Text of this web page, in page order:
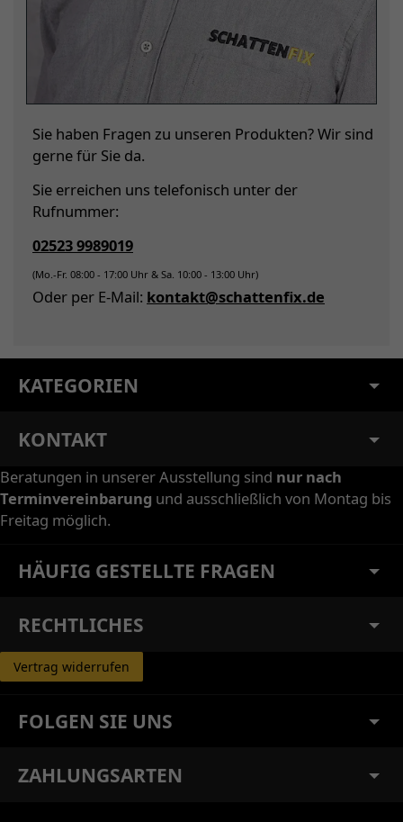
Sie haben Fragen zu unseren Produkten? Wir sind
gerne für Sie da.
Sie erreichen uns telefonisch unter der
Rufnummer:
02523 9989019
(Mo.-Fr. 08:00 - 17:00 Uhr & Sa. 10:00 - 13:00 Uhr)
Oder per E-Mail: kontakt@schattenfix.de
KATEGORIEN
KONTAKT
Beratungen in unserer Ausstellung sind nur nach
Terminvereinbarung und ausschließlich von Montag bis
Freitag möglich.
HÄUFIG GESTELLTE FRAGEN
RECHTLICHES
Vertrag widerrufen
FOLGEN SIE UNS
ZAHLUNGSARTEN